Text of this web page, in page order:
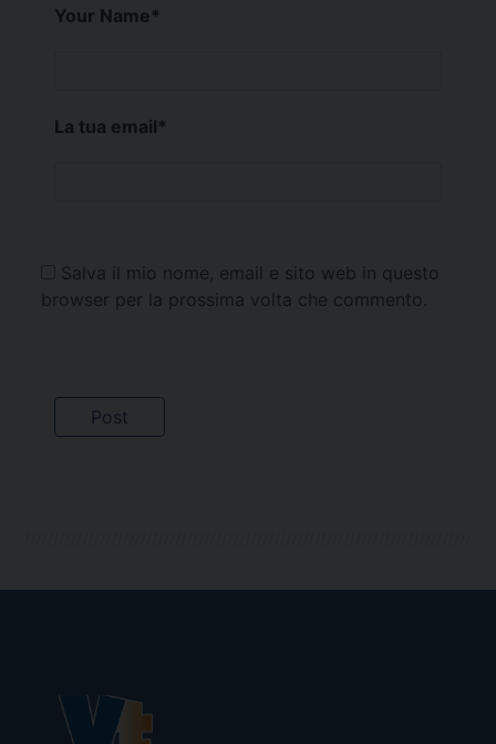
Your Name*
La tua email*
Salva il mio nome, email e sito web in questo
browser per la prossima volta che commento.